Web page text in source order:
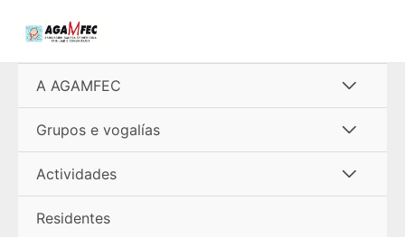
A AGAMFEC
menú
Grupos e vogalías
menú
Actividades
Residentes